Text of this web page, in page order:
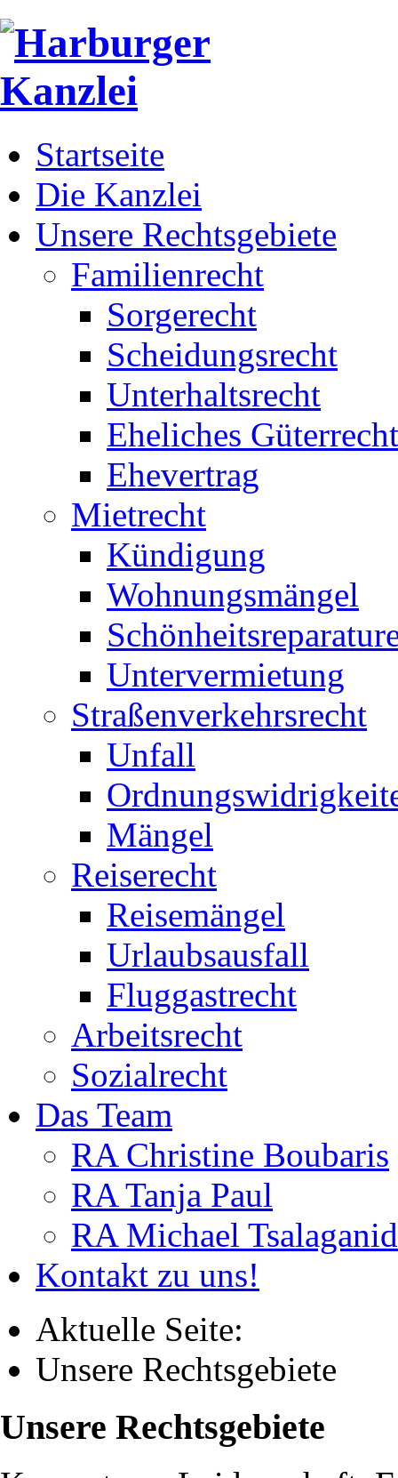
Startseite
Die Kanzlei
Unsere Rechtsgebiete
Familienrecht
Sorgerecht
Scheidungsrecht
Unterhaltsrecht
Eheliches Güterrecht
Ehevertrag
Mietrecht
Kündigung
Wohnungsmängel
Untervermietung
Straßenverkehrsrecht
Unfall
Mängel
Reiserecht
Reisemängel
Urlaubsausfall
Fluggastrecht
Arbeitsrecht
Sozialrecht
Das Team
RA Christine Boubaris
RA Tanja Paul
RA Michael
Kontakt zu uns!
Aktuelle Seite:
Unsere Rechtsgebiete
Unsere Rechtsgebiete